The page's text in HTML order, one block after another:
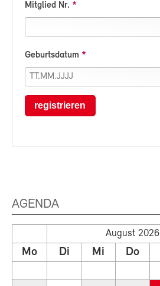
Mitglied Nr.
Geburtsdatum
registrieren
AGENDA
August 2026
Mo Di Mi Do